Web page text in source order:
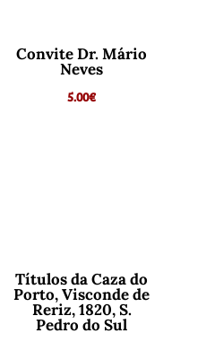
Convite Dr. Mário
Neves
5.00€
Títulos da Caza do
Porto, Visconde de
Reriz, 1820, S.
Pedro do Sul